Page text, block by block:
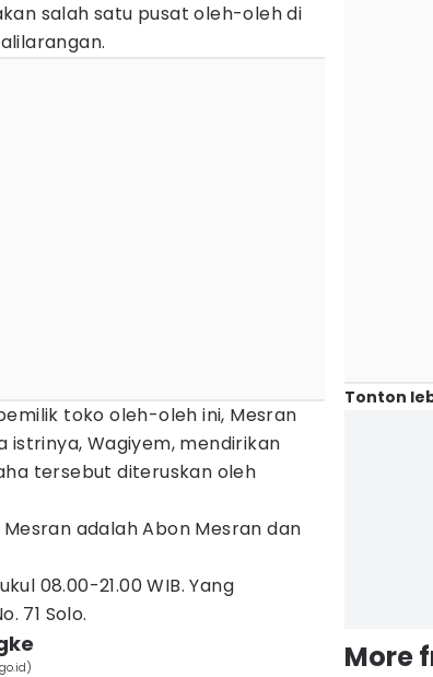
salah satu pusat oleh-oleh di
toko oleh-oleh ini, Mesran
istrinya, Wagiyem, mendirikan
tersebut diteruskan oleh
adalah Abon Mesran dan
08.00-21.00 WIB. Yang
71 Solo.
Tonton
More